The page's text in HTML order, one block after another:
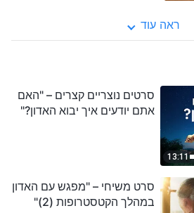
ראה עוד
13:11
סרטים נוצריים קצרים – "האם
אתם יודעים איך יבוא האדון?"
סרט משיחי – "מפגש עם האדון
במהלך הקטסטרופות (2)"